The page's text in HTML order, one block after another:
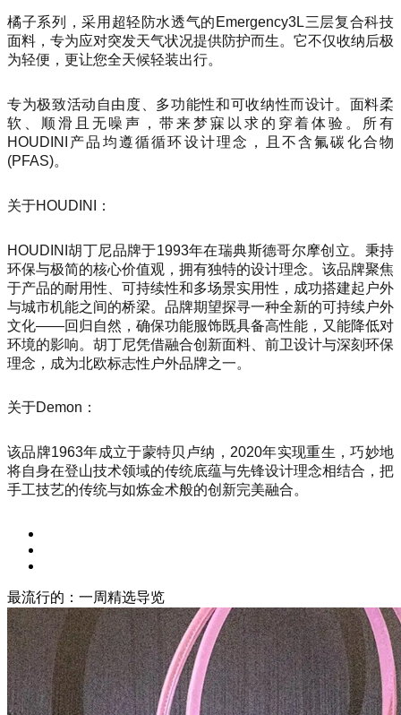
橘子系列，采用超轻防水透气的Emergency3L三层复合科技
面料，专为应对突发天气状况提供防护而生。它不仅收纳后极
为轻便，更让您全天候轻装出行。
专为极致活动自由度、多功能性和可收纳性而设计。面料柔
软、顺滑且无噪声，带来梦寐以求的穿着体验。所有
HOUDINI产品均遵循循环设计理念，且不含氟碳化合物
(PFAS)。
关于HOUDINI：
HOUDINI胡丁尼品牌于1993年在瑞典斯德哥尔摩创立。秉持
环保与极简的核心价值观，拥有独特的设计理念。该品牌聚焦
于产品的耐用性、可持续性和多场景实用性，成功搭建起户外
与城市机能之间的桥梁。品牌期望探寻一种全新的可持续户外
文化——回归自然，确保功能服饰既具备高性能，又能降低对
环境的影响。胡丁尼凭借融合创新面料、前卫设计与深刻环保
理念，成为北欧标志性户外品牌之一。
关于Demon：
该品牌1963年成立于蒙特贝卢纳，2020年实现重生，巧妙地
将自身在登山技术领域的传统底蕴与先锋设计理念相结合，把
手工技艺的传统与如炼金术般的创新完美融合。
最流行的：一周精选导览